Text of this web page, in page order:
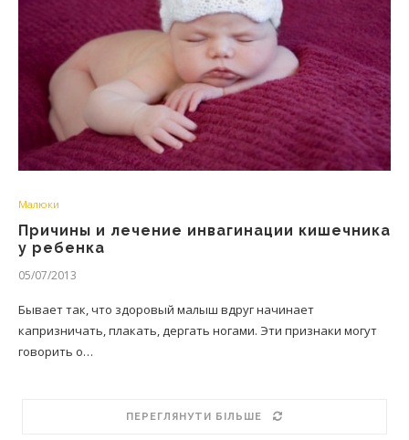
Малюки
Причины и лечение инвагинации кишечника
у ребенка
05/07/2013
Бывает так, что здоровый малыш вдруг начинает
капризничать, плакать, дергать ногами. Эти признаки могут
говорить о…
ПЕРЕГЛЯНУТИ БІЛЬШЕ